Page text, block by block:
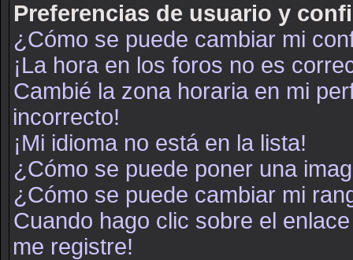
Preferencias de usuario y
¿Cómo se puede cambiar mi
¡La hora en los foros no es
Cambié la zona horaria en mi
incorrecto!
¡Mi idioma no está en la lista!
¿Cómo se puede poner una
¿Cómo se puede cambiar mi
Cuando hago clic sobre el
me registre!